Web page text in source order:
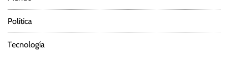
Política
Tecnología